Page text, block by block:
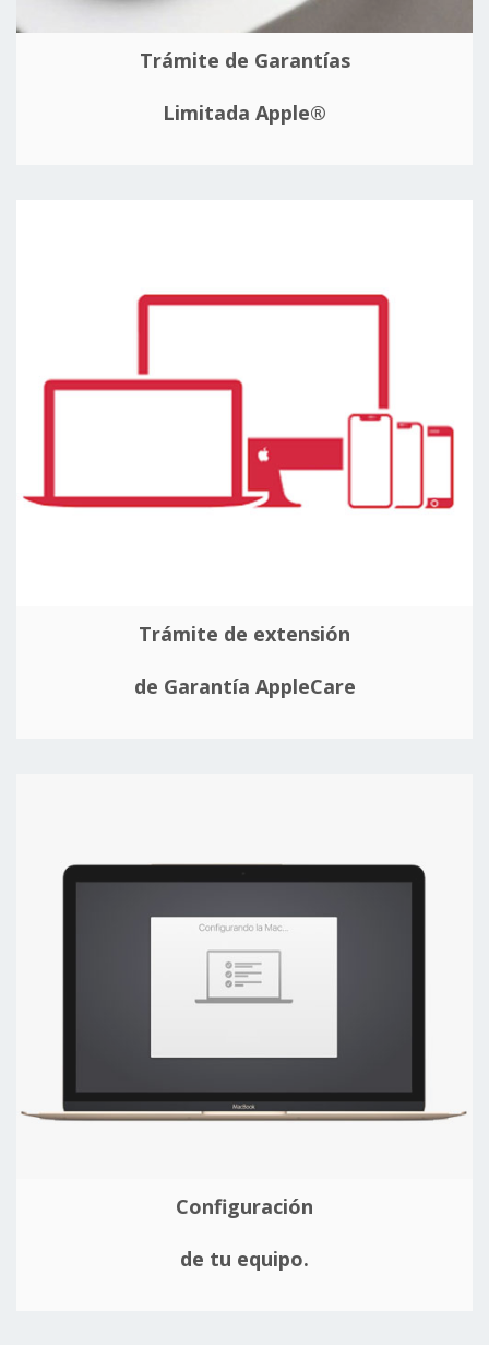
Trámite de Garantías
Limitada Apple®
Trámite de extensión
de Garantía AppleCare
Configuración
de tu equipo.